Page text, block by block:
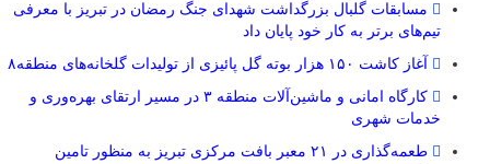
مسابقات گلبال بزرگداشت شهدای جنگ رمضان در تبریز با معرفی
تیم‌های برتر به کار خود پایان داد
آغاز کاشت ۱۵۰ هزار بوته گل پائیزی از تولیدات گلخانه‌های منطقه۸
کارگاه امانی و ماشین‌آلات منطقه ۳ در مسیر ارتقای بهره‌وری و
خدمات شهری
طعمه‌گذاری در ۲۱ معبر بافت مرکزی تبریز به منظور تامین